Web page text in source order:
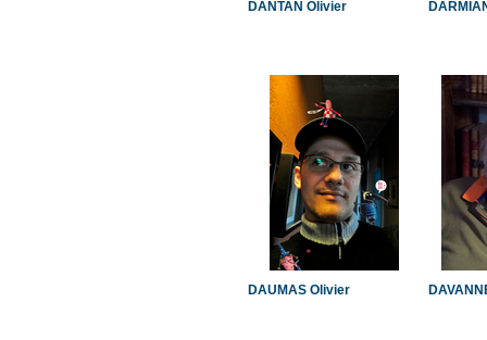
DANTAN Olivier
DAUMAS Olivier